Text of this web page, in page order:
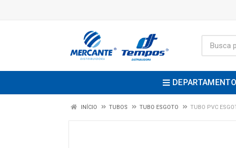
INÍCIO TUBOS TUBO ESGOTO TUBO PVC